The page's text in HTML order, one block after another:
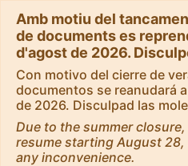
Amb motiu del
de documents es
d'agost de 2026.
Con motivo del cierre de
documentos se reanudará
de 2026. Disculpad las
Due to the summer
resume starting August
any inconvenience.